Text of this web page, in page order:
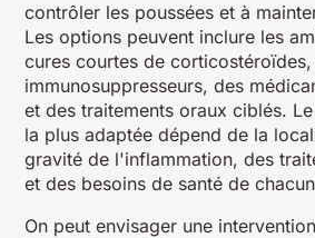
contrôler les poussées et à
Les options peuvent inclure les
cures courtes de
immunosuppresseurs, des
et des traitements oraux ciblés.
la plus adaptée dépend de la
gravité de l'inflammation, des
et des besoins de santé de
On peut envisager une